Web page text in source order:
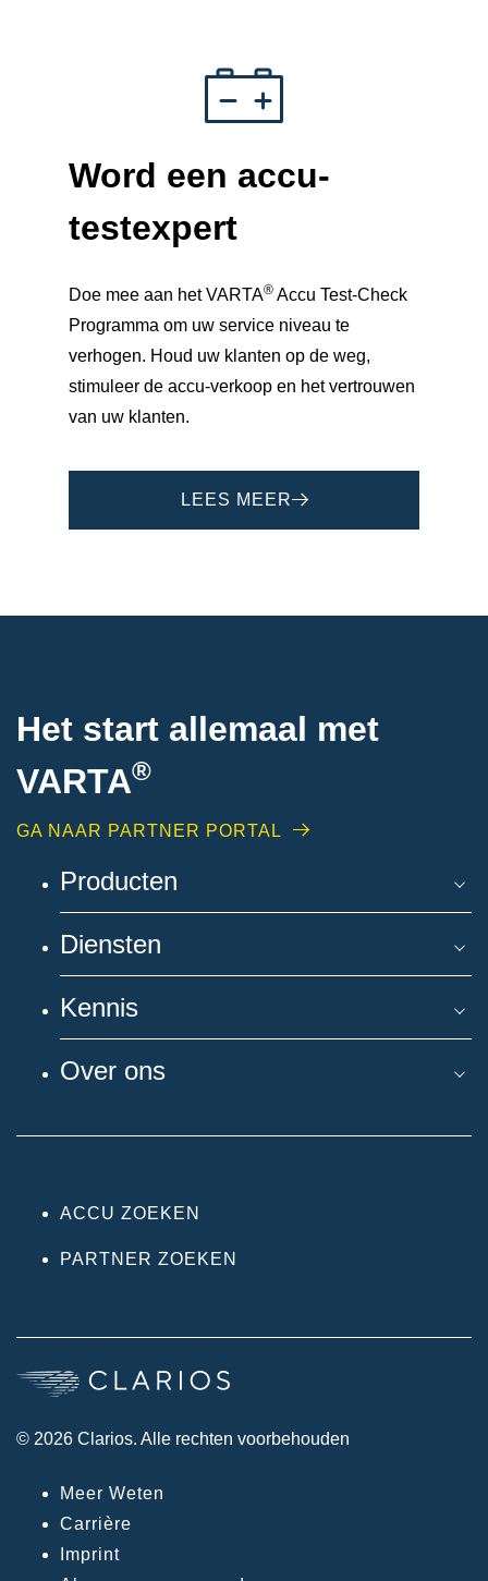
Word een accu-
testexpert
Doe mee aan het VARTA® Accu Test-Check
Programma om uw service niveau te
verhogen. Houd uw klanten op de weg,
stimuleer de accu-verkoop en het vertrouwen
van uw klanten.
LEES MEER
Het start allemaal met
VARTA®
GA NAAR PARTNER PORTAL
Producten
Diensten
Kennis
Over ons
ACCU ZOEKEN
PARTNER ZOEKEN
© 2026 Clarios. Alle rechten voorbehouden
Meer Weten
Carrière
Imprint